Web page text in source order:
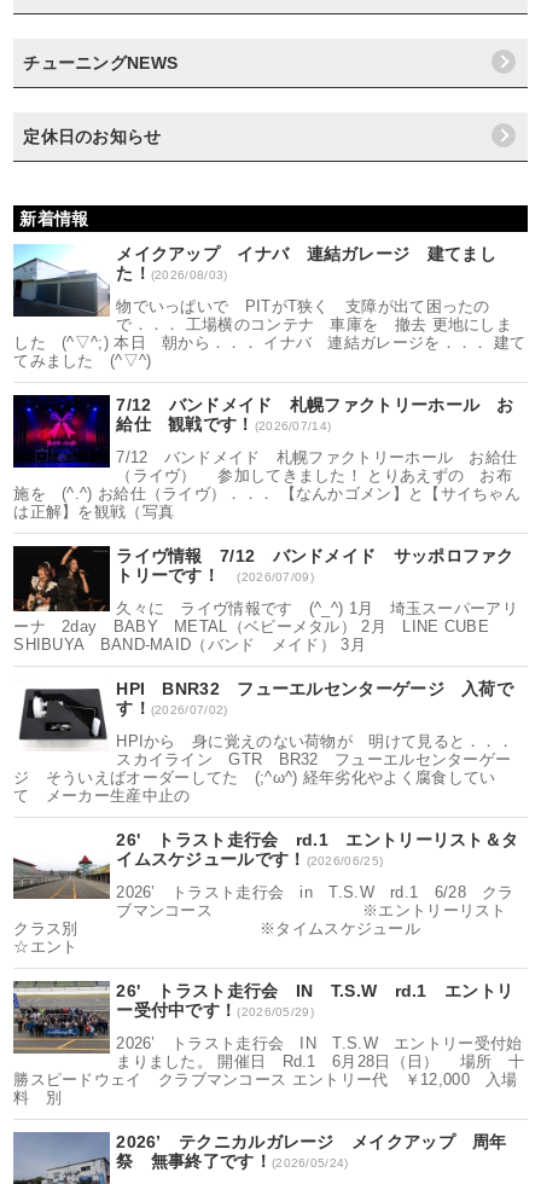
チューニングNEWS
定休日のお知らせ
新着情報
メイクアップ イナバ 連結ガレージ 建てまし
た！ (2026/08/03)
物でいっぱいで PITがT狭く 支障が出て困ったの
で．．． 工場横のコンテナ 車庫を 撤去 更地にしま
した (^▽^;) 本日 朝から．．． イナバ 連結ガレージを．．． 建て
てみました (^▽^)
7/12 バンドメイド 札幌ファクトリーホール お
給仕 観戦です！ (2026/07/14)
7/12 バンドメイド 札幌ファクトリーホール お給仕
（ライヴ） 参加してきました！ とりあえずの お布
施を (^.^) お給仕（ライヴ）．．． 【なんかゴメン】と【サイちゃん
は正解】を観戦（写真
ライヴ情報 7/12 バンドメイド サッポロファク
トリーです！(2026/07/09)
久々に ライヴ情報です (^_^) 1月 埼玉スーパーアリ
ーナ 2day BABY METAL（ベビーメタル） 2月 LINE CUBE
SHIBUYA BAND-MAID（バンド メイド） 3月
HPI BNR32 フューエルセンターゲージ 入荷で
す！ (2026/07/02)
HPIから 身に覚えのない荷物が 明けて見ると．．．
スカイライン GTR BR32 フューエルセンターゲー
ジ そういえばオーダーしてた (;^ω^) 経年劣化やよく腐食してい
て メーカー生産中止の
26' トラスト走行会 rd.1 エントリーリスト＆タ
イムスケジュールです！ (2026/06/25)
2026’ トラスト走行会 in T.S.W rd.1 6/28 クラ
ブマンコース ※エントリーリスト
クラス別 ※タイムスケジュール
☆エント
26' トラスト走行会 IN T.S.W rd.1 エントリ
ー受付中です！(2026/05/29)
2026’ トラスト走行会 IN T.S.W エントリー受付始
まりました。 開催日 Rd.1 6月28日（日） 場所 十
勝スピードウェイ クラブマンコース エントリー代 ￥12,000 入場
料 別
2026’ テクニカルガレージ メイクアップ 周年
祭 無事終了です！ (2026/05/24)